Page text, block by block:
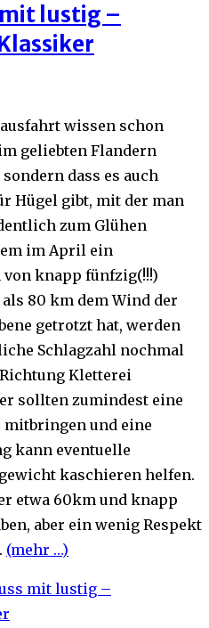
mit lustig –
wissen schon
geliebten Flandern
dass es auch
Hügel gibt, mit der man
zum Glühen
im April ein
knapp fünfzig(!!!)
80 km dem Wind der
getrotzt hat, werden
Schlagzahl nochmal
Kletterei
sollten zumindest eine
und eine
kann eventuelle
kaschieren helfen.
etwa 60km und knapp
aber ein wenig Respekt
(mehr …)
mit lustig –